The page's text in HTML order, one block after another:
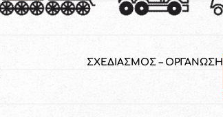
ΣΧΕΔΙΑΣΜΟΣ – ΟΡΓΑΝΩΣΗ